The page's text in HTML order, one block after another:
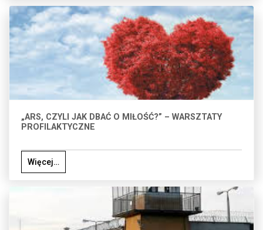
„ARS, CZYLI JAK DBAĆ O MIŁOŚĆ?” – WARSZTATY
PROFILAKTYCZNE
Więcej…